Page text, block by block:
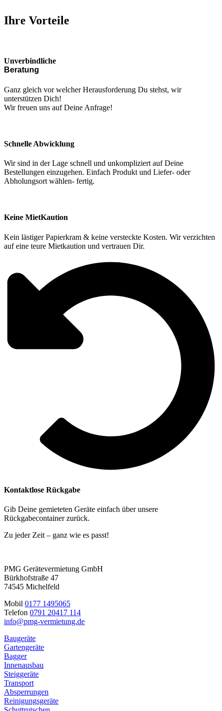
Ihre Vorteile
Unverbindliche
Beratung
Ganz gleich vor welcher Herausforderung Du stehst, wir
unterstützen Dich!
Wir freuen uns auf Deine Anfrage!
Schnelle Abwicklung
Wir sind in der Lage schnell und unkompliziert auf Deine
Bestellungen einzugehen. Einfach Produkt und Liefer- oder
Abholungsort wählen- fertig.
Keine MietKaution
Kein lästiger Papierkram & keine versteckte Kosten. Wir verzichten
auf eine teure Mietkaution und vertrauen Dir.
Kontaktlose Rückgabe
Gib Deine gemieteten Geräte einfach über unsere
Rückgabecontainer zurück.
Zu jeder Zeit – ganz wie es passt!
PMG Gerätevermietung GmbH
Bürkhofstraße 47
74545 Michelfeld
Mobil 0177 1495065
Telefon 0791 20417 114
info@pmg-vermietung.de
Baugeräte
Gartengeräte
Bagger
Innenausbau
Steiggeräte
Transport
Absperrungen
Reinigungsgeräte